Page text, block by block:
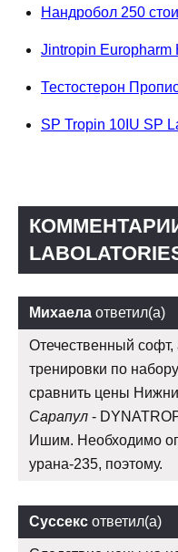
Нандробол 250
Jintropin Europharm
Тестостерон
SP Tropin 10IU SP
Михаела ответил(а)
Отечественный софт,
тренировки по
сравнить цены
Сарапул -
Ишим. Необходимо
урана-235, поэтому.
Суссекс ответил(а)